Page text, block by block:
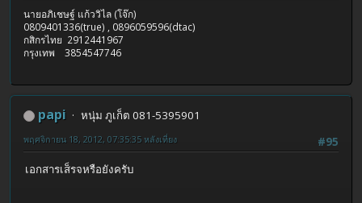
นายอภิเชษฐ์ แก้ววิไล (โจ๊ก)
0809401336(true) , 0896059596(dtac)
กสิกรไทย 2912441967
กรุงเทพ 3854547746
papi
หนุ่ม ภูเก็ต 081-5395901
#95
พฤศจิกายน 18, 2012, 07:35:35 หลังเที่ยง
เอกสารเส็รจหรือยังครับ